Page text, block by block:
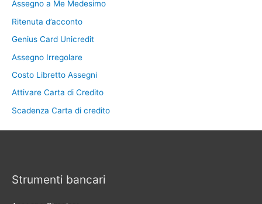
Assegno a Me Medesimo
Ritenuta d’acconto
Genius Card Unicredit
Assegno Irregolare
Costo Libretto Assegni
Attivare Carta di Credito
Scadenza Carta di credito
Strumenti bancari